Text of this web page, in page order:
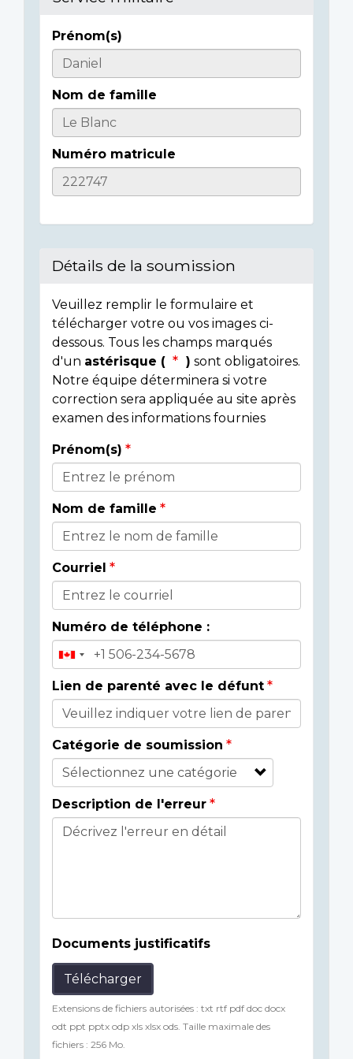
Casualty
Details
Prénom(s)
Nom de famille
Numéro matricule
Détails de la soumission
Veuillez remplir le formulaire et
télécharger votre ou vos images ci-
dessous. Tous les champs marqués
d'un astérisque ( ) sont obligatoires.
Notre équipe déterminera si votre
correction sera appliquée au site après
examen des informations fournies
Donor
Details
Prénom(s)
Nom de famille
Courriel
Numéro de téléphone :
Lien de parenté avec le défunt
Catégorie de soumission
Description de l'erreur
Documents justificatifs
Télécharger
Extensions de fichiers autorisées : txt rtf pdf doc docx
odt ppt pptx odp xls xlsx ods. Taille maximale des
fichiers : 256 Mo.